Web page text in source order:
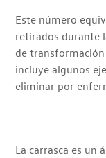
Este número
retirados durante
de transformación
incluye algunos
eliminar por
La carrasca es un